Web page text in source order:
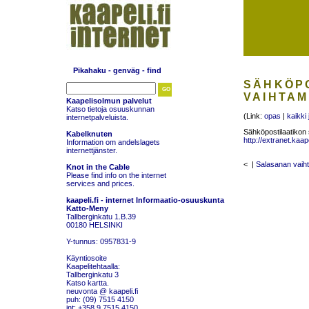
Pikahaku - genväg - find
Kaapelisolmun palvelut
Katso tietoja osuuskunnan
internetpalveluista
Kabelknuten
Information om andelslagets
internettjänster.
Knot in the Cable
Please find info on the internet
services and prices
kaapeli.fi - internet Informaatio-osuuskunta
Katto-Meny
Tallberginkatu 1.B.39
00180 HELSINKI
Y-tunnus: 0957831-9
Käyntiosoite
Kaapelitehtaalla:
Tallberginkatu 3
Katso kartta
neuvonta @ kaapeli.fi
puh: (09) 7515 4150
int: +358 9 7515 4150
(Link: opas
kaikki
http://
< | Salasanan